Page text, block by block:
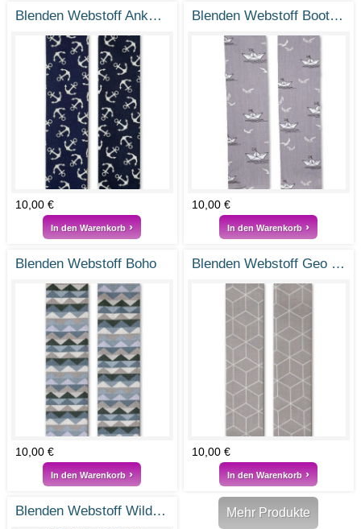
Blenden Webstoff Anker 2
10,00 €
In den Warenkorb
Blenden Webstoff Bootsfahrt
10,00 €
In den Warenkorb
Blenden Webstoff Boho
10,00 €
In den Warenkorb
Blenden Webstoff Geo Greige
10,00 €
In den Warenkorb
Blenden Webstoff Wildnis Mehr Produkte